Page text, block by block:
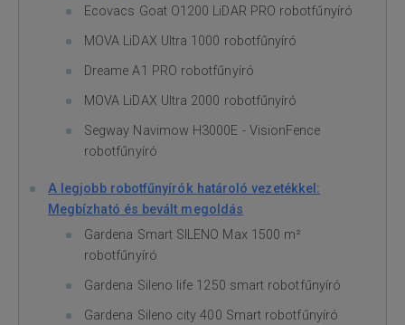
Ecovacs Goat O1200 LiDAR PRO robotfűnyíró
MOVA LiDAX Ultra 1000 robotfűnyíró
Dreame A1 PRO robotfűnyíró
MOVA LiDAX Ultra 2000 robotfűnyíró
Segway Navimow H3000E - VisionFence
robotfűnyíró
A legjobb robotfűnyírók határoló vezetékkel:
Megbízható és bevált megoldás
Gardena Smart SILENO Max 1500 m²
robotfűnyíró
Gardena Sileno life 1250 smart robotfűnyíró
Gardena Sileno city 400 Smart robotfűnyíró